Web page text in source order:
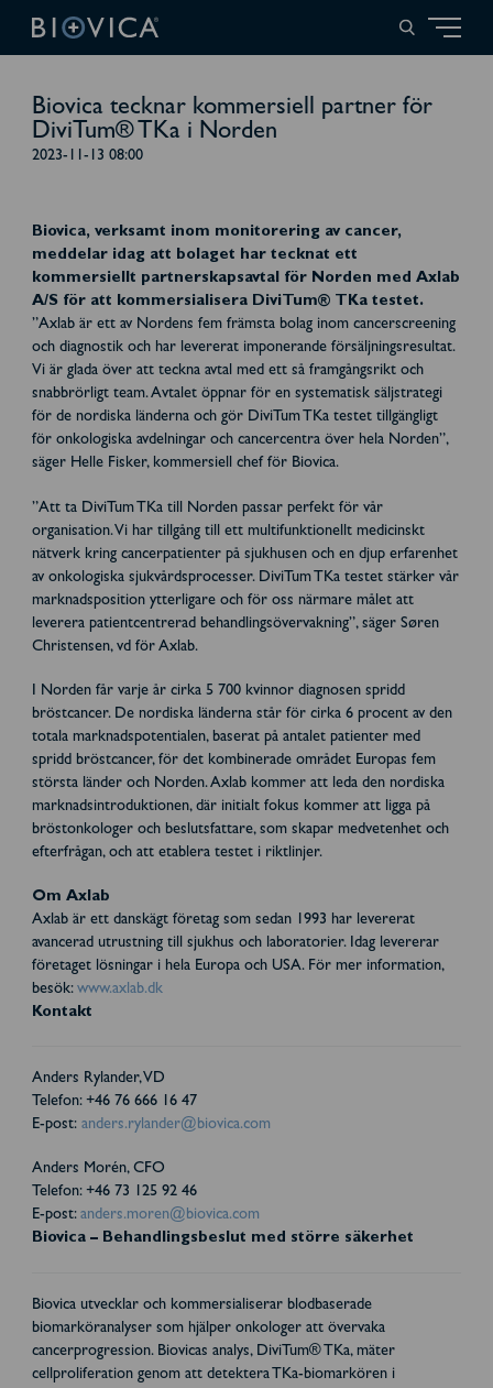
Biovica tecknar kommersiell partner för
DiviTum® TKa i Norden
2023-11-13 08:00
Biovica, verksamt inom monitorering av cancer,
meddelar idag att bolaget har tecknat ett
kommersiellt partnerskapsavtal för Norden med Axlab
A/S för att kommersialisera DiviTum® TKa testet.
”Axlab är ett av Nordens fem främsta bolag inom cancerscreening
och diagnostik och har levererat imponerande försäljningsresultat.
Vi är glada över att teckna avtal med ett så framgångsrikt och
snabbrörligt team. Avtalet öppnar för en systematisk säljstrategi
för de nordiska länderna och gör DiviTum TKa testet tillgängligt
för onkologiska avdelningar och cancercentra över hela Norden”,
säger Helle Fisker, kommersiell chef för Biovica.
”Att ta DiviTum TKa till Norden passar perfekt för vår
organisation. Vi har tillgång till ett multifunktionellt medicinskt
nätverk kring cancerpatienter på sjukhusen och en djup erfarenhet
av onkologiska sjukvårdsprocesser. DiviTum TKa testet stärker vår
marknadsposition ytterligare och för oss närmare målet att
leverera patientcentrerad behandlingsövervakning”, säger Søren
Christensen, vd för Axlab.
I Norden får varje år cirka 5 700 kvinnor diagnosen spridd
bröstcancer. De nordiska länderna står för cirka 6 procent av den
totala marknadspotentialen, baserat på antalet patienter med
spridd bröstcancer, för det kombinerade området Europas fem
största länder och Norden. Axlab kommer att leda den nordiska
marknadsintroduktionen, där initialt fokus kommer att ligga på
bröstonkologer och beslutsfattare, som skapar medvetenhet och
efterfrågan, och att etablera testet i riktlinjer.
Om Axlab
Axlab är ett danskägt företag som sedan 1993 har levererat
avancerad utrustning till sjukhus och laboratorier. Idag levererar
företaget lösningar i hela Europa och USA. För mer information,
besök: www.axlab.dk
Kontakt
Anders Rylander, VD
Telefon: +46 76 666 16 47
E-post: anders.rylander@biovica.com
Anders Morén, CFO
Telefon: +46 73 125 92 46
E-post: anders.moren@biovica.com
Biovica – Behandlingsbeslut med större säkerhet
Biovica utvecklar och kommersialiserar blodbaserade
biomarköranalyser som hjälper onkologer att övervaka
cancerprogression. Biovicas analys, DiviTum® TKa, mäter
cellproliferation genom att detektera TKa-biomarkören i